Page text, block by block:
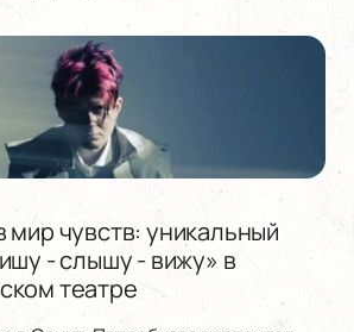
чувств: уникальный
- слышу - вижу» в
театре